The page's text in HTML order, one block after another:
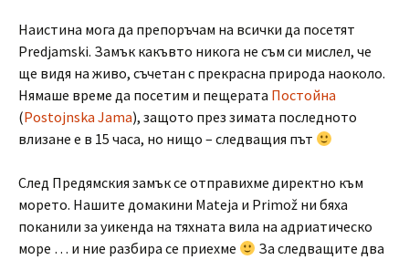
Наистина мога да препоръчам на всички да посетят
Predjamski. Замък какъвто никога не съм си мислел, че
ще видя на живо, съчетан с прекрасна природа наоколо.
Нямаше време да посетим и пещерата Постойна
(Postojnska Jama), защото през зимата последното
влизане е в 15 часа, но нищо – следващия път
След Предямския замък се отправихме директно към
морето. Нашите домакини Mateja и Primož ни бяха
поканили за уикенда на тяхната вила на адриатическо
море … и ние разбира се приехме
За следващите два